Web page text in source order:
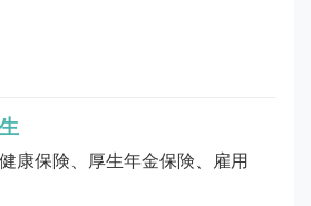
康保険、厚生年金保険、雇用